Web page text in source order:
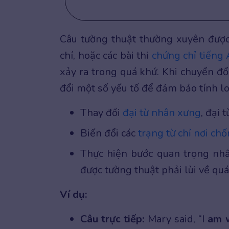
Câu tường thuật thường xuyên
chí, hoặc các bài thi chứng chỉ tiếng
xảy ra trong quá khứ. Khi chuyển
đổi một số yếu tố để đảm bảo tính
Thay đổi đại từ nhân xưng, đại
Biến đổi cáctrạng từ chỉ nơi
Thực hiện bước quan trọng
được tường thuật phải lùi về
Ví dụ:
Câu trực tiếp: Mary said, “I am